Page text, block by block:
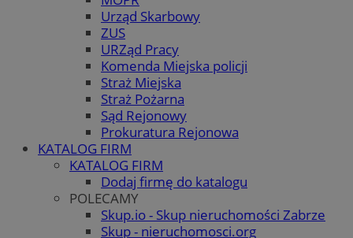
Urząd Skarbowy
ZUS
URZąd Pracy
Komenda Miejska policji
Straż Miejska
Straż Pożarna
Sąd Rejonowy
Prokuratura Rejonowa
KATALOG FIRM
KATALOG FIRM
Dodaj firmę do katalogu
POLECAMY
Skup.io - Skup nieruchomości Zabrze
Skup - nieruchomosci.org